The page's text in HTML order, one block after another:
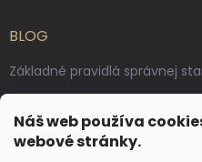
Náš web používa
webové stránky.
BLOG
Základné pravidlá správnej
Výroba českých kožených
remesla